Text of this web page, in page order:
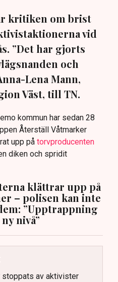
kritiken om brist
vid
”Det har gjorts
och
Lena Mann,
Väst, till TN.
kommun har sedan 28
Återställ Våtmarker
upp på torvproducenten
diken och spridit
klättrar upp på
– polisen kan inte
”Upptrappning
nivå”
stoppats av aktivister